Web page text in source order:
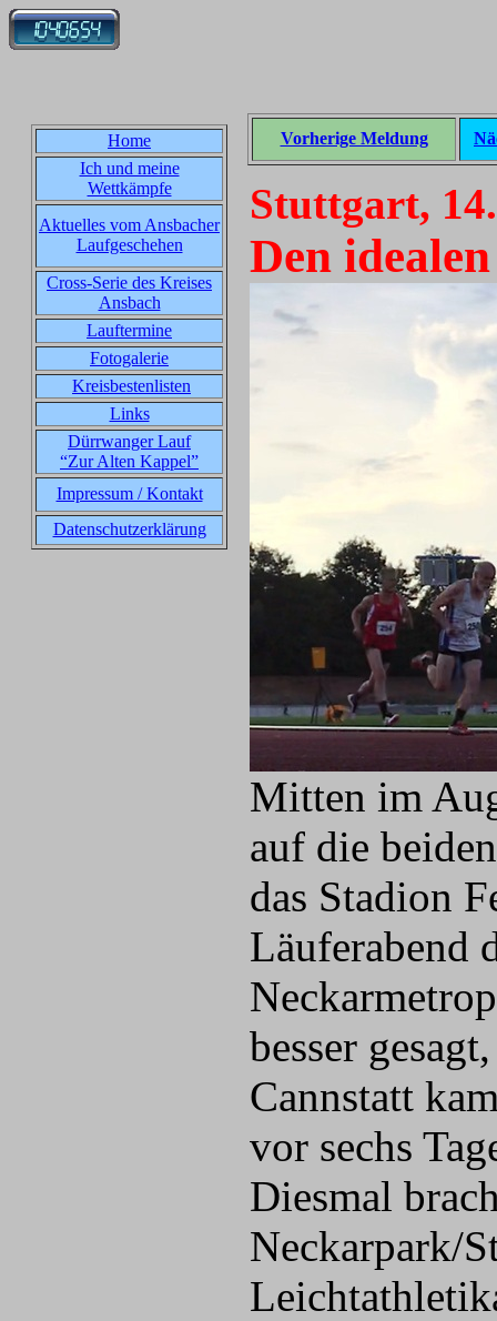
Home
Ich und meine
Wettkämpfe
Aktuelles vom Ansbacher
Laufgeschehen
Cross-Serie des Kreises
Ansbach
Lauftermine
Fotogalerie
Kreisbestenlisten
Links
Dürrwanger Lauf
“Zur Alten Kappel”
Impressum / Kontakt
Datenschutzerklärung
Vorherige Meldung
Stuttgart,
Den
Mitten im
auf die
das Stadion
Läuferabend
besser
Cannstatt
vor sechs
Diesmal
Neckarpark/